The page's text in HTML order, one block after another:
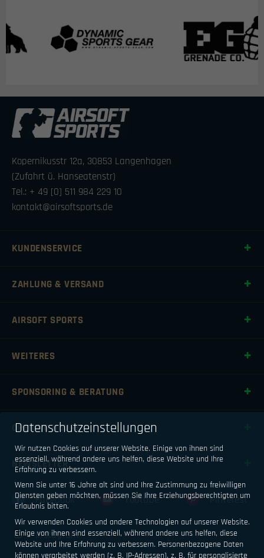
Kopernikusstr 12a, 30853 Langenhagen
(Zufahrt ü. Hanseatenstr)
Tel.: + 49 [0] 511 984 229 10
kontakt@airsoftsports.de
KUNDENSERVICE
ZAHLUNG & VERSAND
AIRSOFT SPORTS
WEITERES
SPONSORING & BERATUNG
OPENING HOURS
NEWSLETTER
Facebook Youtube Pinterest
Instagram
Datenschutzeinstellungen
Wir nutzen Cookies auf unserer Website. Einige von ihnen sind
essenziell, während andere uns helfen, diese Website und Ihre
Erfahrung zu verbessern.
Wenn Sie unter 16 Jahre alt sind und Ihre Zustimmung zu freiwilligen
Diensten geben möchten, müssen Sie Ihre Erziehungsberechtigten um
Erlaubnis bitten.
Wir verwenden Cookies und andere Technologien auf unserer Website.
Einige von ihnen sind essenziell, während andere uns helfen, diese
Website und Ihre Erfahrung zu verbessern. Personenbezogene Daten
können verarbeitet werden (z. B. IP-Adressen), z. B. für personalisierte